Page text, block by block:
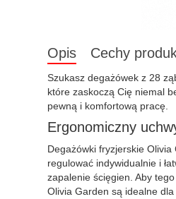
Opis Cechy
Szukasz degażówek z 28
które zaskoczą Cię niemal
pewną i komfortową pracę.
Ergonomiczny
Degażówki fryzjerskie
regulować indywidualnie i
zapalenie ścięgien. Aby
Olivia Garden są idealne